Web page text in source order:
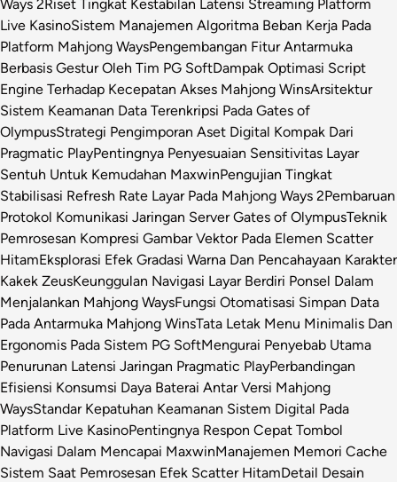
Ways 2 Riset Tingkat Kestabilan Latensi Streaming Platform
Live KasinoSistem Manajemen Algoritma Beban Kerja Pada
Platform Mahjong WaysPengembangan Fitur Antarmuka
Berbasis Gestur Oleh Tim PG SoftDampak Optimasi Script
Engine Terhadap Kecepatan Akses Mahjong WinsArsitektur
Sistem Keamanan Data Terenkripsi Pada Gates of
OlympusStrategi Pengimporan Aset Digital Kompak Dari
Pragmatic PlayPentingnya Penyesuaian Sensitivitas Layar
Sentuh Untuk Kemudahan MaxwinPengujian Tingkat
Stabilisasi Refresh Rate Layar Pada Mahjong Ways 2Pembaruan
Protokol Komunikasi Jaringan Server Gates of OlympusTeknik
Pemrosesan Kompresi Gambar Vektor Pada Elemen Scatter
HitamEksplorasi Efek Gradasi Warna Dan Pencahayaan Karakter
Kakek ZeusKeunggulan Navigasi Layar Berdiri Ponsel Dalam
Menjalankan Mahjong WaysFungsi Otomatisasi Simpan Data
Pada Antarmuka Mahjong WinsTata Letak Menu Minimalis Dan
Ergonomis Pada Sistem PG SoftMengurai Penyebab Utama
Penurunan Latensi Jaringan Pragmatic PlayPerbandingan
Efisiensi Konsumsi Daya Baterai Antar Versi Mahjong
WaysStandar Kepatuhan Keamanan Sistem Digital Pada
Platform Live KasinoPentingnya Respon Cepat Tombol
Navigasi Dalam Mencapai MaxwinManajemen Memori Cache
Sistem Saat Pemrosesan Efek Scatter HitamDetail Desain